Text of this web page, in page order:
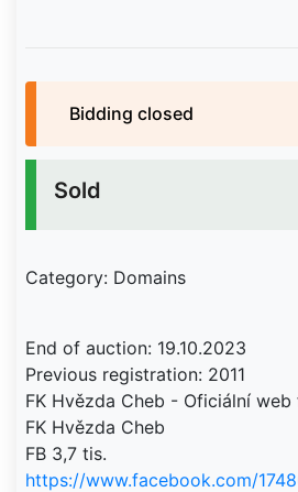
Bidding closed
Sold
Category: Domains
End of auction: 19.10.2023
Previous registration: 2011
FK Hvězda Cheb - Oficiální
FK Hvězda Cheb
FB 3,7 tis.
https://www.facebook.com/